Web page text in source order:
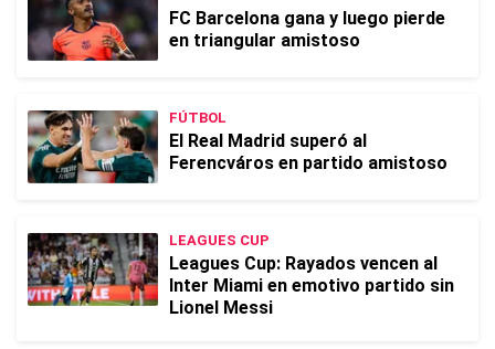
FC Barcelona gana y luego pierde
en triangular amistoso
FÚTBOL
El Real Madrid superó al
Ferencváros en partido amistoso
LEAGUES CUP
Leagues Cup: Rayados vencen al
Inter Miami en emotivo partido sin
Lionel Messi